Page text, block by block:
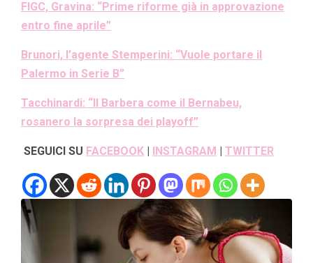
FIGC, Gravina: “Prime riforme già in approvazione
entro fine aprile”
Brunori, l’agente Stemperini: “Vuole portare il
Palermo in Serie B”
Tacchinardi: “Il Barbera come il Bernabeu,
rosanero la sorpresa dei playoff”
SEGUICI SU FACEBOOK INSTAGRAM TWITTER